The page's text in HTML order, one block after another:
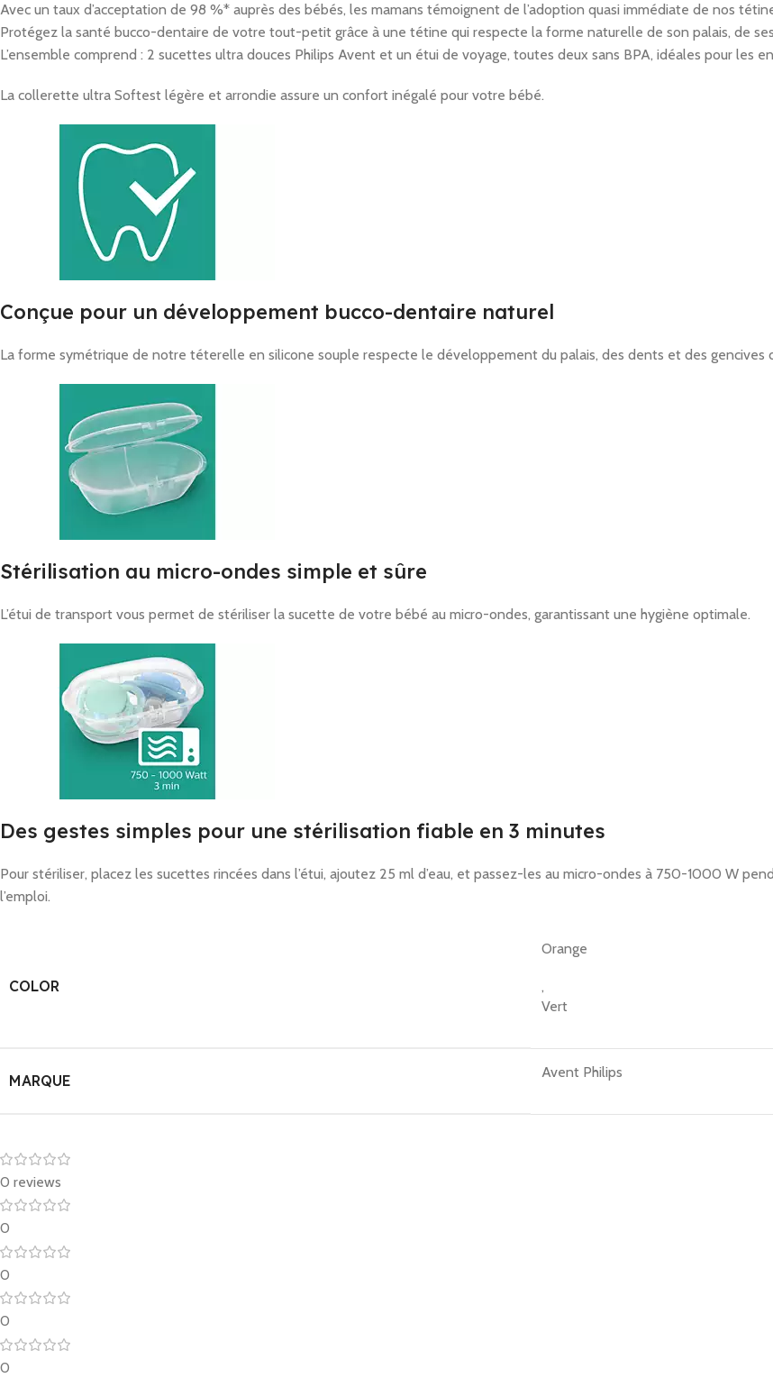
Avec un taux d’acceptation de 98 %* auprès des bébés, les mamans témoignent de l’adoption quasi immédiate de nos
Protégez la santé bucco-dentaire de votre tout-petit grâce à une tétine qui respecte la forme naturelle de son palais, de
L’ensemble comprend : 2 sucettes ultra douces Philips Avent et un étui de voyage, toutes deux sans BPA, idéales pour les
La collerette ultra Softest légère et arrondie assure un confort inégalé pour votre bébé.
Conçue pour un développement bucco-dentaire naturel
La forme symétrique de notre téterelle en silicone souple respecte le développement du palais, des dents et des gencives
Stérilisation au micro-ondes simple et sûre
L’étui de transport vous permet de stériliser la sucette de votre bébé au micro-ondes, garantissant une hygiène optimale.
Des gestes simples pour une stérilisation fiable en 3 minutes
Pour stériliser, placez les sucettes rincées dans l’étui, ajoutez 25 ml d’eau, et passez-les au micro-ondes à 750-1000 W
l’emploi.
COLOR
Orange
,
Vert
MARQUE Avent Philips
0 reviews
0
0
0
0